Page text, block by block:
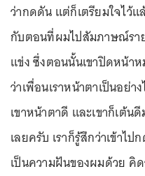
ว่ากดดัน แต่ก็เตรียมใจไว้
กับตอนที่ผมไปสัมภาษณ์รา
แข่ง ซึ่งตอนนั้นเขาปิดหน้าห
ว่าเพื่อนเราหน้าตาเป็นอย่
เขาหน้าตาดี และเขาก็เต้
เลยครับ เราก็รู้สึกว่าเข้าไ
เป็นความฝันของผมด้วย คิ